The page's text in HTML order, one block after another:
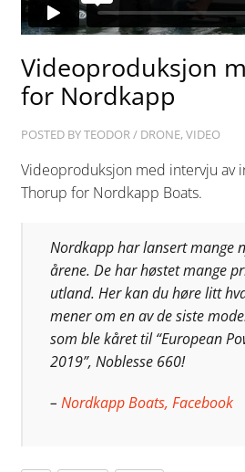
Videoproduksjon
for Nordkapp
POSTED BYTEODOR/ DRONE,VIDEO
Videoproduksjon med intervju av
Thorup for Nordkapp Boats.
Nordkapp har lansert mange
årene. De har høstet mange
utland. Her kan du høre litt
mener om en av de siste
som ble kåret til “European
2019”, Noblesse 660!
– Nordkapp Boats, Facebook